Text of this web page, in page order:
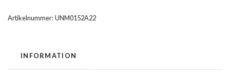
Artikelnummer:UNM0152A22
INFORMATION